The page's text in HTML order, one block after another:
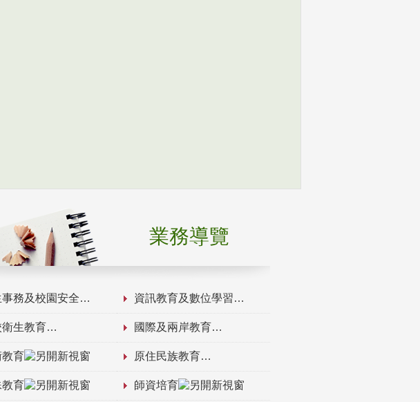
業務導覽
務及校園安全 資訊教育及數位學習
生教育 國際及兩岸教育
育 原住民族教育
育 師資培育